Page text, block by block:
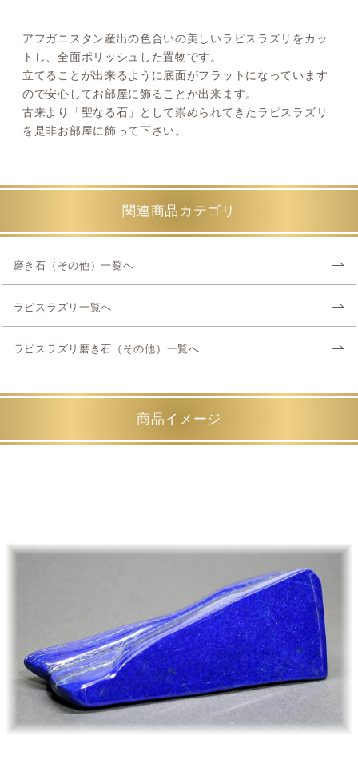
アフガニスタン産出の色合いの美しいラピスラズリをカッ
トし、全面ポリッシュした置物です。
立てることが出来るように底面がフラットになっています
ので安心してお部屋に飾ることが出来ます。
古来より「聖なる石」として崇められてきたラピスラズリ
を是非お部屋に飾って下さい。
関連商品カテゴリ
磨き石（その他）一覧へ
ラピスラズリ一覧へ
ラピスラズリ磨き石（その他）一覧へ
商品イメージ